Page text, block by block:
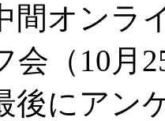
間オンラ
会（10月
後にアン